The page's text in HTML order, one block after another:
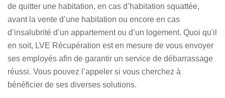
de quitter une habitation, en cas d’habitation squattée,
avant la vente d’une habitation ou encore en cas
d’insalubrité d’un appartement ou d’un logement. Quoi qu'il
en soit, LVE Récupération est en mesure de vous envoyer
ses employés afin de garantir un service de débarrassage
réussi. Vous pouvez l’appeler si vous cherchez à
bénéficier de ses diverses solutions.